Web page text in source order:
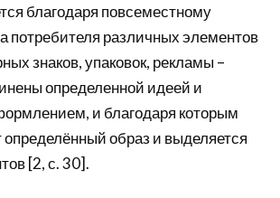
благодаря повсеместному
потребителя различных элементов
знаков, упаковок, рекламы –
определенной идеей и
и благодаря которым
определённый образ и выделяется
[2, с. 30].